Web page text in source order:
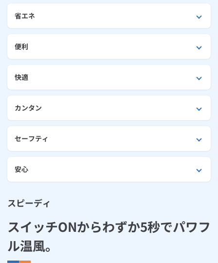
「大阪ガスの都市ガス」への切り替えについて
電気料金メニュー
お手続きから使用開始までの流れ
太陽光発電余剰電力買取サービス
ガスと電気の使用中止の申込
インターネットのお申込み
ガスオーブン
レンジフード
食器洗い乾燥機
ガス温水浴室暖房乾燥機
ガスファンヒーター
ガス温水床暖房「ヌック」
取替用ガスコンセント
ガスコード
発電・省エネ
エネファーム
太陽光発電
蓄電池
警報器・消火器
ぴこぴこ・スマぴこ・けむぴこ
消火器
取扱説明書を探す
お近くのガスのお店
定額サービス
らく得保証
ほっ得定額
安心・安全
みるぴこ
便利・おトク
FitDish
めちゃとクーポン
ハウスクリーニング
お客さまサポート
お問い合わせ
お引越しの手続き
ショールーム Daigasコラム
総合TOP 業務用・産業用のお客さま 企業情報
ご購入前のお悩み解決
省エネ
便利
快適
カンタン
セーフティ
安心
スピーディ
スイッチONからわずか5秒でパワフ
ル温風。